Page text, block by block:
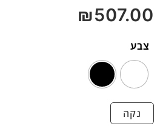
5
₪507.00
צבע
נקה